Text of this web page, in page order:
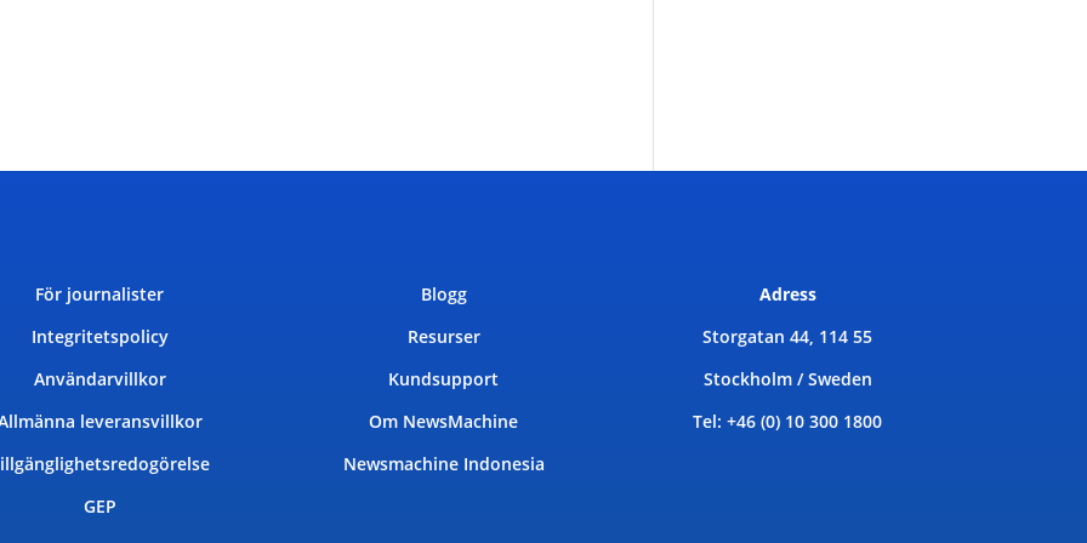
För journalister
Integritetspolicy
Användarvillkor
leveransvillkor
GEP
Blogg
Resurser
Kundsupport
Om NewsMachine
Newsmachine Indonesia
Adress
Storgatan 44, 114 55
Stockholm / Sweden
Tel: +46 (0) 10 300 1800